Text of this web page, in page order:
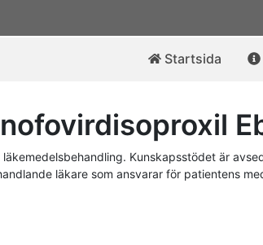
Startsida
Kunskapsstödet är
läkare som ansvarar för patientens